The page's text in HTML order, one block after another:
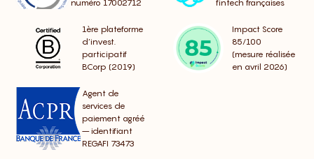
numéro 17002712
fintech françaises
1ère plateforme
d’invest.
participatif
BCorp (2019)
Impact Score
85/100
(mesure réalisée
en avril 2026)
Agent de
services de
paiement agréé
– identifiant
REGAFI 73473